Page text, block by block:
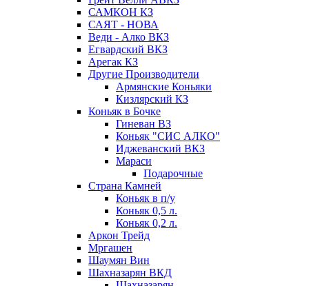
САМКОН КЗ
САЯТ - НОВА
Веди - Алко ВКЗ
Егвардский ВКЗ
Арегак КЗ
Другие Производители
Армянские Коньяки
Кизлярский КЗ
Коньяк в Бочке
Гиневан ВЗ
Коньяк "СИС АЛКО"
Иджеванский ВКЗ
Мараси
Подарочные
Страна Камней
Коньяк в п/у
Коньяк 0,5 л.
Коньяк 0,2 л.
Аркон Трейд
Мргашен
Шаумян Вин
Шахназарян ВКД